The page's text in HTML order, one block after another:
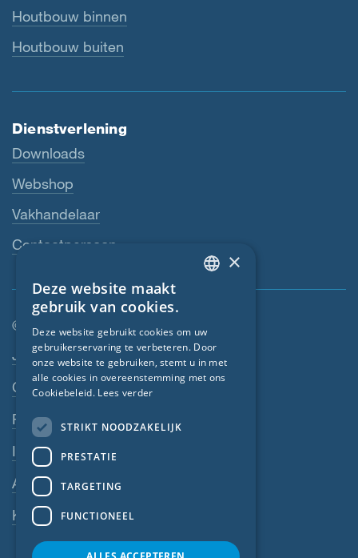
Houtbouw binnen
Houtbouw buiten
Dienstverlening
Downloads
Webshop
Vakhandelaar
Contactpersoon
© SIGA 2026
Footer-navigatie
Jobs
Contact
Privacyverklaring
Impressum
Algemene voorwaarden
Klokkenluiderssysteem
FRENCH
CZECH
×
Deze website maakt
gebruik van cookies.
Deze website gebruikt cookies om uw
gebruikerservaring te verbeteren. Door
onze website te gebruiken, stemt u in met
alle cookies in overeenstemming met ons
Cookiebeleid. Lees verder
STRIKT NOODZAKELIJK
PRESTATIE
TARGETING
FUNCTIONEEL